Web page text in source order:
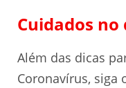
Cuidados no
Além das dicas
Coronavírus, siga